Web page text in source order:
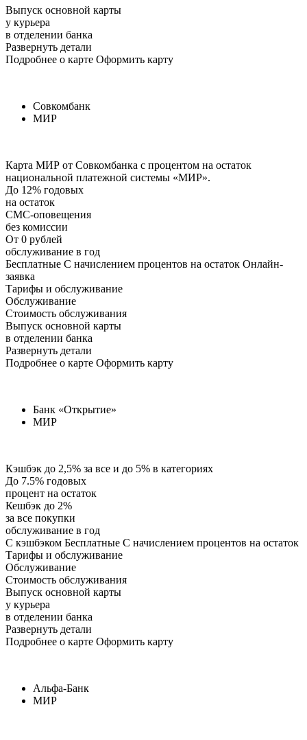
Выпуск основной карты
у курьера
в отделении банка
Развернуть детали
Подробнее о карте Оформить карту
Совкомбанк
МИР
Карта МИР от Совкомбанка с процентом на остаток
национальной платежной системы «МИР».
До 12% годовых
на остаток
СМС-оповещения
без комиссии
От 0 рублей
обслуживание в год
Бесплатные С начислением процентов на остаток Онлайн-
заявка
Тарифы и обслуживание
Обслуживание
Стоимость обслуживания
Выпуск основной карты
в отделении банка
Развернуть детали
Подробнее о карте Оформить карту
Банк «Открытие»
МИР
Кэшбэк до 2,5% за все и до 5% в категориях
До 7.5% годовых
процент на остаток
Кешбэк до 2%
за все покупки
обслуживание в год
С кэшбэком Бесплатные С начислением процентов на остаток
Тарифы и обслуживание
Обслуживание
Стоимость обслуживания
Выпуск основной карты
у курьера
в отделении банка
Развернуть детали
Подробнее о карте Оформить карту
Альфа-Банк
МИР